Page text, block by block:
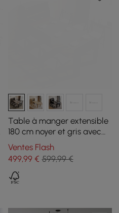
Table à manger extensible
180 cm noyer et gris avec
buffet, 4-5 personnes
Ventes Flash
499,99€ 599,99 €